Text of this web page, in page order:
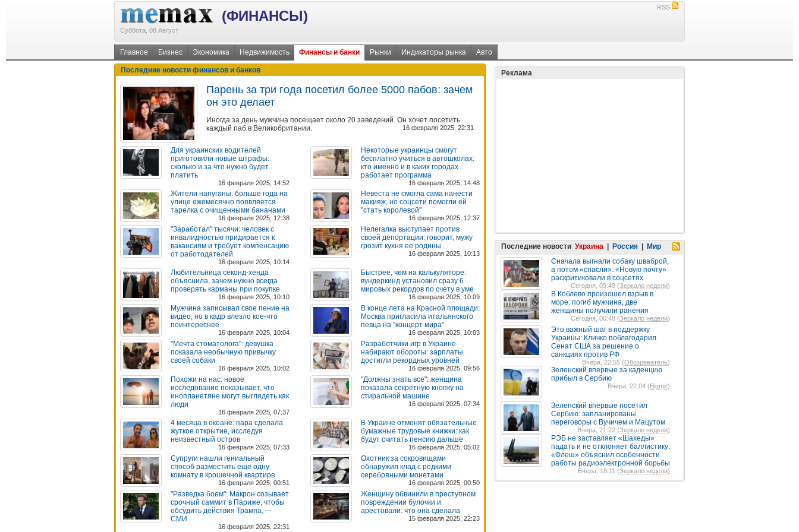
(ФИНАНСЫ)
Суббота, 08 Август
RSS
Главное Бизнес Экономика Недвижимость Финансы и банки Рынки Индикаторы рынка Авто
Последние новости финансов и банков
Парень за три года посетил более 5000 пабов: зачем
он это делает
Иногда за день мужчина посещает около 20 заведений. Он хочет посетить
каждый паб в Великобритании.
16 февраля 2025, 22:31
Для украинских водителей
приготовили новые штрафы:
сколько и за что нужно будет
платить
16 февраля 2025, 14:52
Некоторые украинцы смогут
бесплатно учиться в автошколах:
кто именно и в каких городах
работает программа
16 февраля 2025, 14:48
Жители напуганы: больше года на
улице ежемесячно появляется
тарелка с очищенными бананами
16 февраля 2025, 12:38
Невеста не смогла сама нанести
макияж, но соцсети помогли ей
"стать королевой"
16 февраля 2025, 12:37
"Заработал" тысячи: человек с
инвалидностью придирается к
вакансиям и требует компенсацию
от работодателей
16 февраля 2025, 10:14
Нелегалка выступает против
своей депортации: говорит, мужу
грозит кухня ее родины
16 февраля 2025, 10:13
Любительница секонд-хенда
объяснила, зачем нужно всегда
проверять карманы при покупке
16 февраля 2025, 10:10
Быстрее, чем на калькуляторе:
вундеркинд установил сразу 6
мировых рекордов по счету в уме
16 февраля 2025, 10:09
Мужчина записывал свое пение на
видео, но в кадр влезло кое-что
поинтереснее
16 февраля 2025, 10:04
В конце лета на Красной площади:
Москва пригласила итальянского
певца на "концерт мира"
16 февраля 2025, 10:03
"Мечта стоматолога": девушка
показала необычную привычку
своей собаки
16 февраля 2025, 10:02
Разработчики игр в Украине
набирают обороты: зарплаты
достигли рекордных уровней
16 февраля 2025, 09:56
Похожи на нас: новое
исследование показывает, что
инопланетяне могут выглядеть как
люди
16 февраля 2025, 07:37
"Должны знать все": женщина
показала секретную кнопку на
стиральной машине
16 февраля 2025, 07:34
4 месяца в океане: пара сделала
жуткое открытие, исследуя
неизвестный остров
16 февраля 2025, 07:33
В Украине отменят обязательные
бумажные трудовые книжки: как
будут считать пенсию дальше
16 февраля 2025, 05:02
Супруги нашли гениальный
способ разместить еще одну
комнату в крошечной квартире
16 февраля 2025, 00:51
Охотник за сокровищами
обнаружил клад c редкими
серебряными монетами
16 февраля 2025, 00:50
"Разведка боем": Макрон созывает
срочный саммит в Париже, чтобы
обсудить действия Трампа, —
СМИ
16 февраля 2025, 22:31
Женщину обвинили в преступном
повреждении булочки и
арестовали: что она сделала
15 февраля 2025, 22:23
Реклама
Последние новости Украина Россия
Мир
Сначала выгнали собаку шваброй,
а потом «спасли»: «Новую почту»
раскритиковали в соцсетях
Сегодня, 09:49 (Зеркало недели)
В Коблево произошел взрыв в
море: погиб мужчина, две
женщины получили ранения
Сегодня, 00:48 (Зеркало недели)
Это важный шаг в поддержку
Украины: Кличко поблагодарил
Сенат США за решение о
санкциях против РФ
Вчера, 22:55 (Обозреватель)
Зеленский впервые за каденцию
прибыл в Сербию
Вчера, 22:04 (Bigmir)
Зеленский впервые посетил
Сербию: запланированы
переговоры с Вучичем и Мацутом
Вчера, 21:22 (Зеркало недели)
РЭБ не заставляет «Шахеды»
падать и не отклоняет баллистику:
«Флеш» объяснил особенности
работы радиоэлектронной борьбы
Вчера, 18:11 (Зеркало недели)